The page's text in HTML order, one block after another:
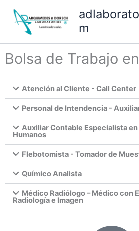
contenido
m
Bolsa de Trabajo
Atención al Cliente - Call Center
Personal de Intendencia -
Auxiliar Contable Especialista
Humanos
Flebotomista - Tomador de
Químico Analista
Médico Radiólogo – Médico con
Radiología e Imagen